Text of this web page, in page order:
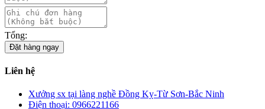
Tổng:
Đặt hàng ngay
Liên hệ
Xưởng sx tại làng nghề Đồng Kỵ-Từ Sơn-Bắc Ninh
Điện thoại: 0966221166